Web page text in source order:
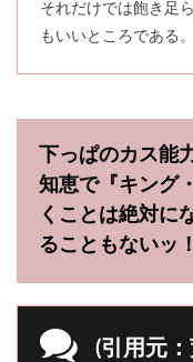
それだけでは飽き足
もいいところである。
下っぱのカス
知恵で『キング
くことは絶対
ることもないッ
(引用元